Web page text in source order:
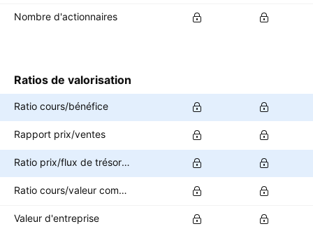
Nombre d'actionnaires
Ratios de valorisation
Ratio cours/bénéfice
Rapport prix/ventes
Ratio prix/flux de trésorerie
Ratio cours/valeur comptable
Valeur d'entreprise